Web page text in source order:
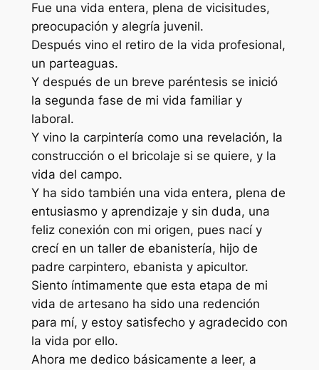
Fue una vida entera, plena de vicisitudes,
preocupación y alegría juvenil.
Después vino el retiro de la vida profesional,
un parteaguas.
Y después de un breve paréntesis se inició
la segunda fase de mi vida familiar y
laboral.
Y vino la carpintería como una revelación, la
construcción o el bricolaje si se quiere, y la
vida del campo.
Y ha sido también una vida entera, plena de
entusiasmo y aprendizaje y sin duda, una
feliz conexión con mi origen, pues nací y
crecí en un taller de ebanistería, hijo de
padre carpintero, ebanista y apicultor.
Siento íntimamente que esta etapa de mi
vida de artesano ha sido una redención
para mí, y estoy satisfecho y agradecido con
la vida por ello.
Ahora me dedico básicamente a leer, a